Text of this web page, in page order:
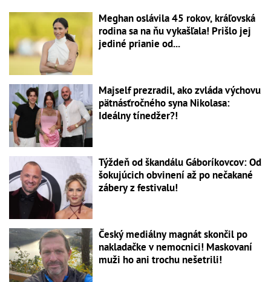
Meghan oslávila 45 rokov, kráľovská
rodina sa na ňu vykašľala! Prišlo jej
jediné prianie od...
Majself prezradil, ako zvláda výchovu
pätnásťročného syna Nikolasa:
Ideálny tínedžer?!
Týždeň od škandálu Gáboríkovcov: Od
šokujúcich obvinení až po nečakané
zábery z festivalu!
Český mediálny magnát skončil po
nakladačke v nemocnici! Maskovaní
muži ho ani trochu nešetrili!